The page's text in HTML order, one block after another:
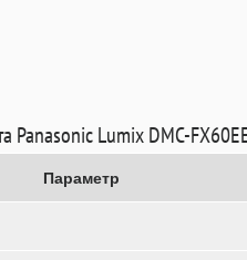
Panasonic Lumix DMC-
Параметр